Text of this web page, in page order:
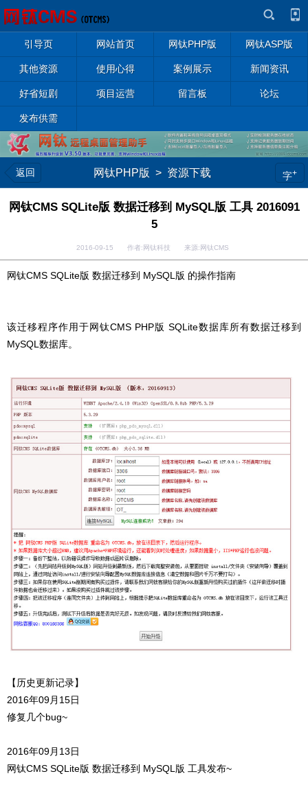
引导页 网站首页 网钛PHP版 网钛ASP版
其他资源 使用心得 案例展示 新闻资讯
好省短剧 项目运营 留言板 论坛
发布供需
返回 网钛PHP版 > 资源下载 字+
网钛CMS SQLite版 数据迁移到 MySQL版 工具 2016091
5
2016-09-15 作者:网钛科技 来源:网钛CMS
网钛CMS SQLite版 数据迁移到 MySQL版 的操作指南
该迁移程序作用于网钛CMS PHP版 SQLite数据库所有数据迁移到
MySQL数据库。
【历史更新记录】
2016年09月15日
修复几个bug~
2016年09月13日
网钛CMS SQLite版 数据迁移到 MySQL版 工具发布~